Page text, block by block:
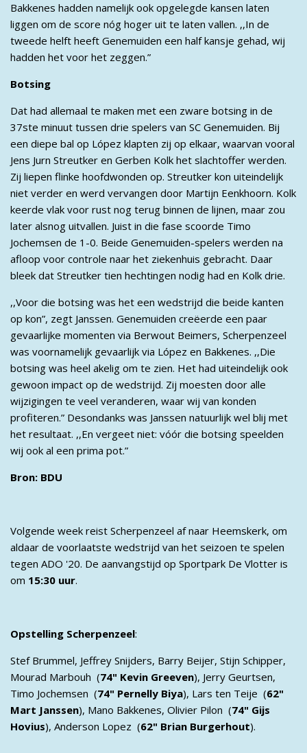
Bakkenes hadden namelijk ook opgelegde kansen laten
liggen om de score nóg hoger uit te laten vallen. ,,In de
tweede helft heeft Genemuiden een half kansje gehad, wij
hadden het voor het zeggen.”
Botsing
Dat had allemaal te maken met een zware botsing in de
37ste minuut tussen drie spelers van SC Genemuiden. Bij
een diepe bal op López klapten zij op elkaar, waarvan vooral
Jens Jurn Streutker en Gerben Kolk het slachtoffer werden.
Zij liepen flinke hoofdwonden op. Streutker kon uiteindelijk
niet verder en werd vervangen door Martijn Eenkhoorn. Kolk
keerde vlak voor rust nog terug binnen de lijnen, maar zou
later alsnog uitvallen. Juist in die fase scoorde Timo
Jochemsen de 1-0. Beide Genemuiden-spelers werden na
afloop voor controle naar het ziekenhuis gebracht. Daar
bleek dat Streutker tien hechtingen nodig had en Kolk drie.
,,Voor die botsing was het een wedstrijd die beide kanten
op kon”, zegt Janssen. Genemuiden creëerde een paar
gevaarlijke momenten via Berwout Beimers, Scherpenzeel
was voornamelijk gevaarlijk via López en Bakkenes. ,,Die
botsing was heel akelig om te zien. Het had uiteindelijk ook
gewoon impact op de wedstrijd. Zij moesten door alle
wijzigingen te veel veranderen, waar wij van konden
profiteren.” Desondanks was Janssen natuurlijk wel blij met
het resultaat. ,,En vergeet niet: vóór die botsing speelden
wij ook al een prima pot.”
Bron: BDU
Volgende week reist Scherpenzeel af naar Heemskerk, om
aldaar de voorlaatste wedstrijd van het seizoen te spelen
tegen ADO '20. De aanvangstijd op Sportpark De Vlotter is
om 15:30 uur.
Opstelling Scherpenzeel:
Stef Brummel, Jeffrey Snijders, Barry Beijer, Stijn Schipper,
Mourad Marbouh (74" Kevin Greeven), Jerry Geurtsen,
Timo Jochemsen (74" Pernelly Biya), Lars ten Teije (62"
Mart Janssen), Mano Bakkenes, Olivier Pilon (74" Gijs
Hovius), Anderson Lopez (62" Brian Burgerhout).